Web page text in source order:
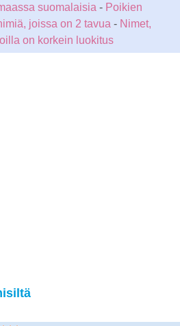
suomalaisia - Poikien
joissa on 2 tavua - Nimet,
on korkein luokitus